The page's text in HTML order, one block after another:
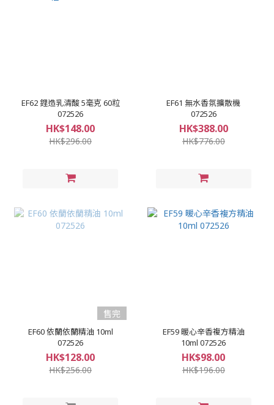
EF62 鋰造乳清酸 5毫克 60粒
072526
HK$148.00
HK$296.00
EF61 無水香氛擴散機
072526
HK$388.00
HK$776.00
售完
EF60 依蘭依蘭精油 10ml
072526
HK$128.00
HK$256.00
EF59 暖心辛香複方精油
10ml 072526
HK$98.00
HK$196.00